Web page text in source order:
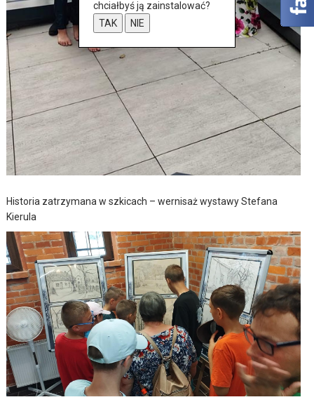
Historia zatrzymana w szkicach – wernisaż wystawy Stefana
Kierula
chciałbyś ją zainstalować?
TAK
NIE